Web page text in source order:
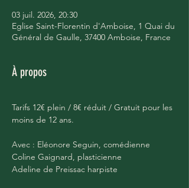
03 juil. 2026, 20:30
Eglise Saint-Florentin d'Amboise, 1 Quai du
Général de Gaulle, 37400 Amboise, France
À propos
Tarifs 12€ plein / 8€ réduit / Gratuit pour les
moins de 12 ans.
Avec : Eléonore Seguin, comédienne
Coline Gaignard, plasticienne
Adeline de Preissac harpiste